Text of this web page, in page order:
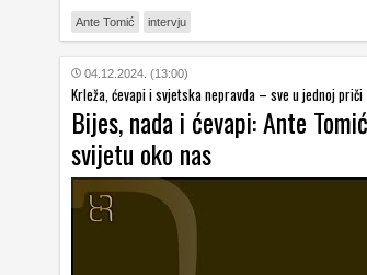
Ante Tomić intervju
04.12.2024. (13:00)
Krleža, ćevapi i svjetska nepravda – sve u jednoj priči
Bijes, nada i ćevapi: Ante
svijetu oko nas